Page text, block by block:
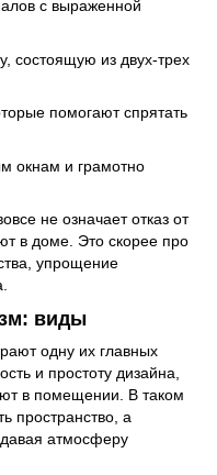
с выраженной
состоящую из двух-трех
помогают спрятать
окнам и грамотно
не означает отказ от
в доме. Это скорее про
упрощение
виды
одну их главных
и простоту дизайна,
в помещении. В таком
пространство, а
атмосферу